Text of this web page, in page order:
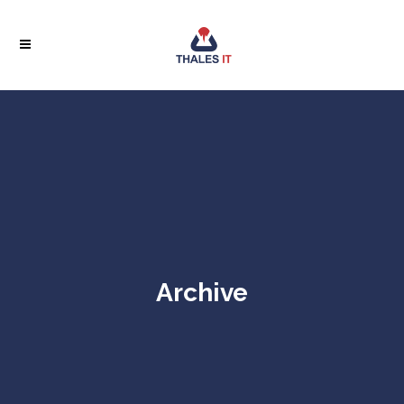
Archive